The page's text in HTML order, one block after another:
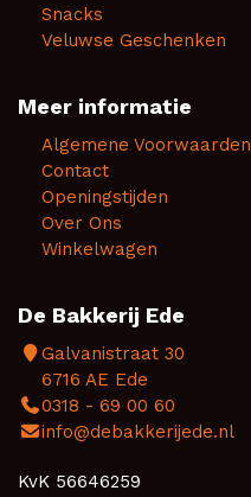
Snacks
Veluwse Geschenken
Meer informatie
Algemene Voorwaarden
Contact
Openingstijden
Over Ons
Winkelwagen
De Bakkerij Ede
Galvanistraat 30
6716 AE Ede
0318 - 69 00 60
info@debakkerijede.nl
KvK 56646259